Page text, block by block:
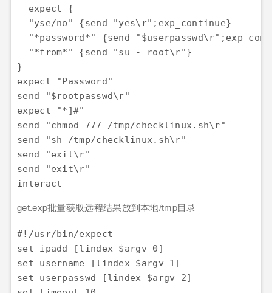
expect {
"yse/no" {send "yes\r";exp_continue}
"*password*" {send
"*from*" {send "su - root\r"}
}
expect "Password"
send "$rootpasswd\r"
expect "*]#"
send "chmod 777 /tmp/checklinux.sh\r"
send "sh /tmp/checklinux.sh\r"
send "exit\r"
send "exit\r"
get.exp批量获取远程结果放到本地/tmp目录
#!/usr/bin/expect
set ipadd [lindex $argv 0]
set username [lindex $argv 1]
set userpasswd [lindex $argv 2]